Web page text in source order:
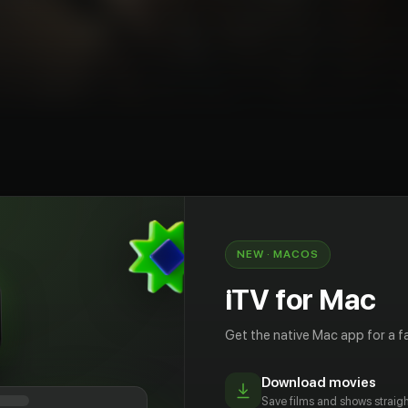
AustraliaGermany (FRG)
на военных дневниках, рассказывает
побед Австралии во время Первой
Коллинз — молодой человек, который
ферму, чтобы присоединиться к
Австралии и Новой Зеландии и сражаться на
реальность грязной и совершенно
начинает сказываться на Джиме.
NEW · MACOS
iTV for Mac
Get the native Mac app for a
Download movies
Save films and shows